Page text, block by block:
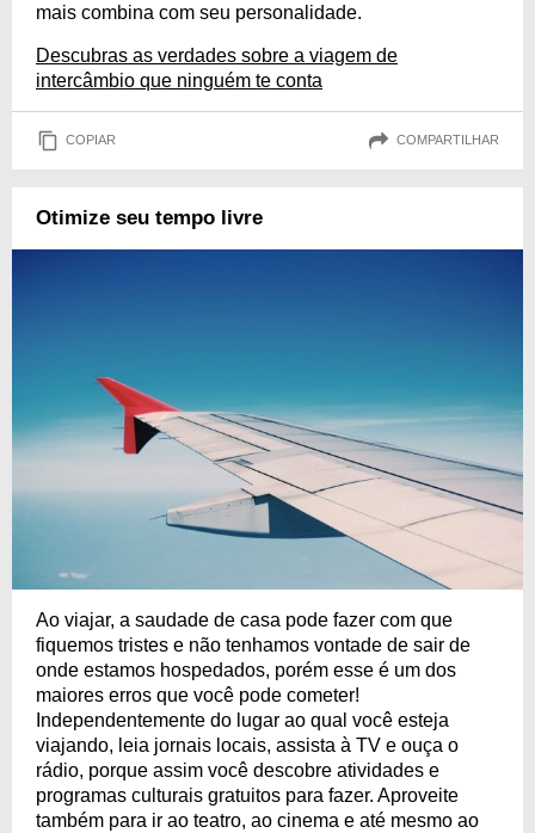
mais combina com seu personalidade.
Descubras as verdades sobre a viagem de
intercâmbio que ninguém te conta
COPIAR COMPARTILHAR
Otimize seu tempo livre
Ao viajar, a saudade de casa pode fazer com que
fiquemos tristes e não tenhamos vontade de sair de
onde estamos hospedados, porém esse é um dos
maiores erros que você pode cometer!
Independentemente do lugar ao qual você esteja
viajando, leia jornais locais, assista à TV e ouça o
rádio, porque assim você descobre atividades e
programas culturais gratuitos para fazer. Aproveite
também para ir ao teatro, ao cinema e até mesmo ao